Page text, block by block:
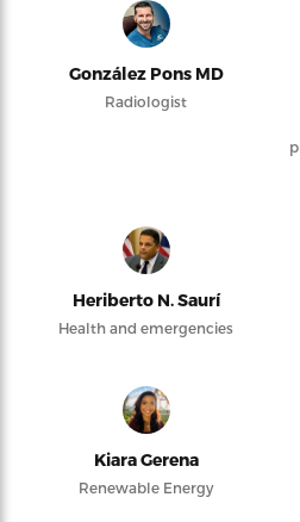
González Pons MD
Radiologist
Heriberto N. Saurí
Health and emergencies
Kiara Gerena
Renewable Energy